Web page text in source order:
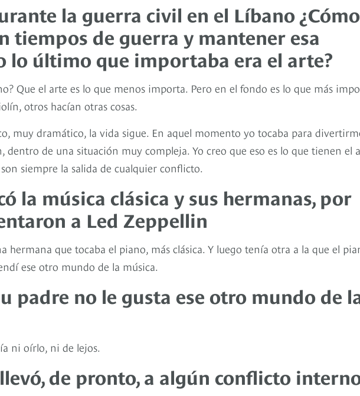
la guerra civil en el Líbano ¿Cómo
tiempos de guerra y mantener esa
lo último que importaba era el arte?
Que el arte es lo que menos importa. Pero en el fondo es lo que más
otros hacían otras cosas.
muy dramático, la vida sigue. En aquel momento yo tocaba para
dentro de una situación muy compleja. Yo creo que eso es lo que tienen el
siempre la salida de cualquier conflicto.
la música clásica y sus hermanas, por
a Led Zeppellin
hermana que tocaba el piano, más clásica. Y luego tenía otra a la que el
ese otro mundo de la música.
padre no le gusta ese otro mundo de
ni oírlo, ni de lejos.
de pronto, a algún conflicto